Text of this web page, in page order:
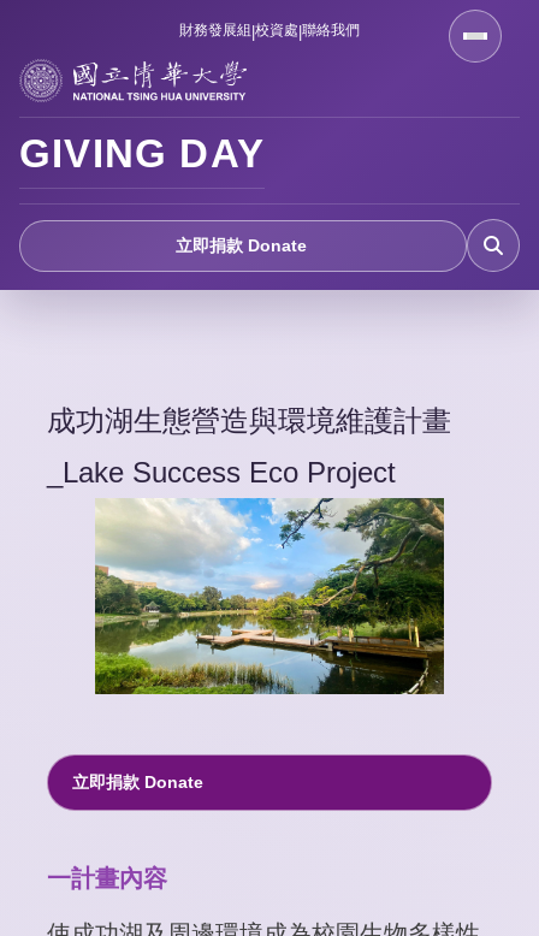
主
要
內
容
區
財務發展組 校資處 聯絡我們
GIVING DAY
立即捐款 Donate
成功湖生態營造與環境維護計畫
_Lake Success Eco Project
立即捐款 Donate
一計畫內容